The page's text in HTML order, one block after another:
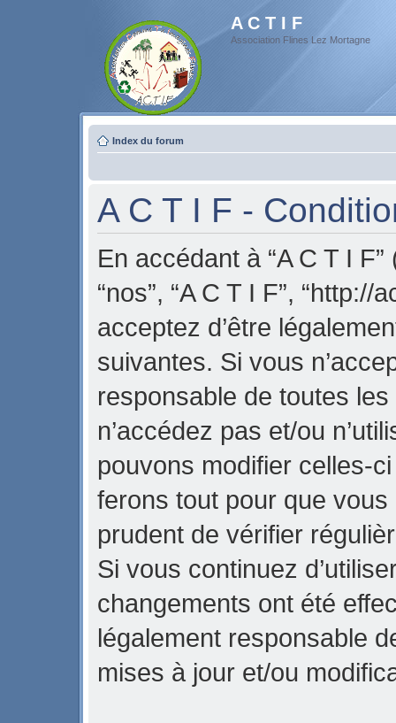
A C T I F
Association Flines Lez Mortagne
Index du forum
A C T I F -
En accédant à “A C T I F”
“nos”, “A C T I F”,
acceptez d’être
suivantes. Si vous
responsable de toutes
n’accédez pas et/ou
pouvons modifier celles-
ferons tout pour que vous
prudent de vérifier
Si vous continuez
changements ont été
légalement responsable
mises à jour et/ou